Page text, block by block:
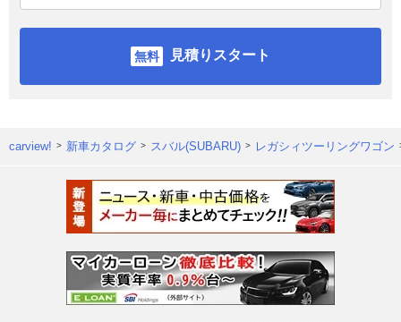
見積りスタート
carview! 新車カタログ スバル(SUBARU) レガシィツーリングワゴン